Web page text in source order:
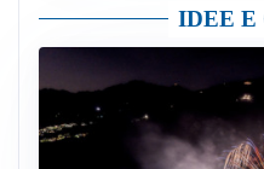
IDEE E